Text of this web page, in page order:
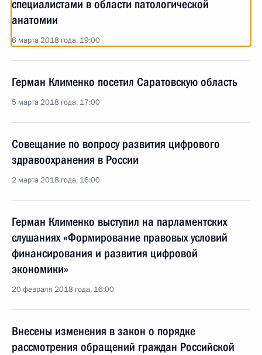
специалистами в области патологической
анатомии
6 марта 2018 года, 19:00
Герман Клименко посетил Саратовскую область
5 марта 2018 года, 17:00
Совещание по вопросу развития цифрового
здравоохранения в России
2 марта 2018 года, 16:00
Герман Клименко выступил на парламентских
слушаниях «Формирование правовых условий
финансирования и развития цифровой
экономики»
20 февраля 2018 года, 16:00
Внесены изменения в закон о порядке
рассмотрения обращений граждан Российской